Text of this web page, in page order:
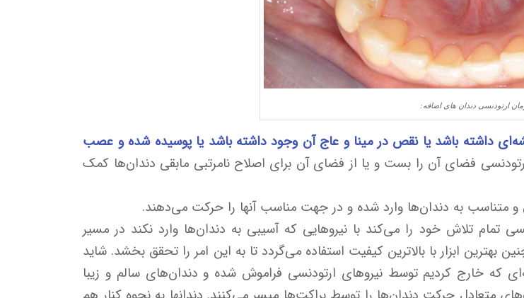
ارتودنسی دندان های اضافه:
داشته باشد یا نقص در مینا و عاج آن وجود داشته باشد یا پوسیده شده و عصب
فضای آن را بست و یا از فضای آن برای اصلاح نامرتبی مابقی دندان‌ها کمک
و متناسب به دندان‌ها وارد شده و در جهت مناسب آنها را حرکت می‌دهند.
تمام تلاش خود را می‌کند با نیروهایی که آسیبی به دندان‌ها وارد نکند در مسیر
ابزار با بالاترین کیفیت استفاده می‌گردد تا به این امر را تحقق بخشد. شاید
که خارج کردیم توسط نیروهای ارتودنسی فراموش شده و دندان‌های سالم و زیبا